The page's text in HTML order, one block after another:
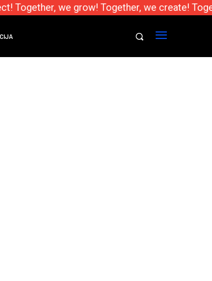
we grow! Together, we create!